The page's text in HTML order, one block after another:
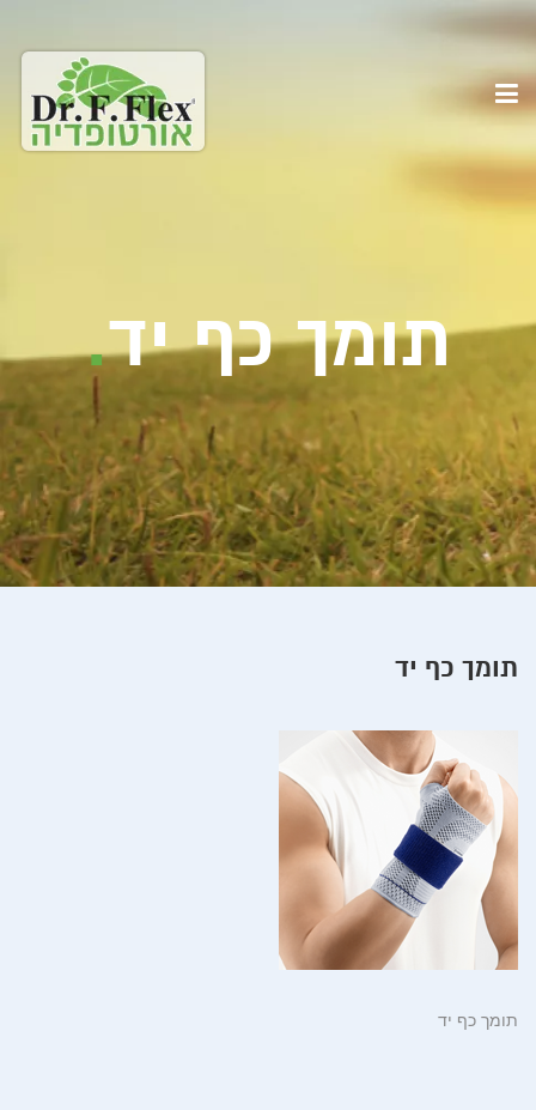
תומך כף יד.
תומך כף יד
תומך כף יד